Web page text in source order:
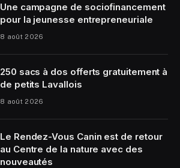
Une campagne de sociofinancement
pour la jeunesse entrepreneuriale
8 août 2026
250 sacs à dos offerts gratuitement à
de petits Lavallois
8 août 2026
Le Rendez-Vous Canin est de retour
au Centre de la nature avec des
nouveautés